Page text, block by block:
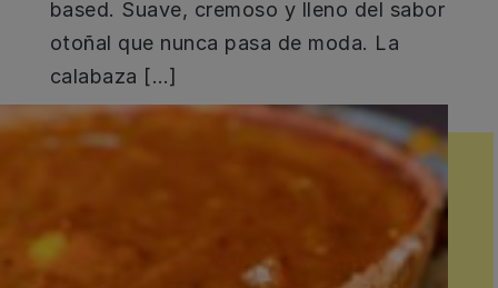
based. Suave, cremoso y lleno del sabor
otoñal que nunca pasa de moda. La
calabaza […]